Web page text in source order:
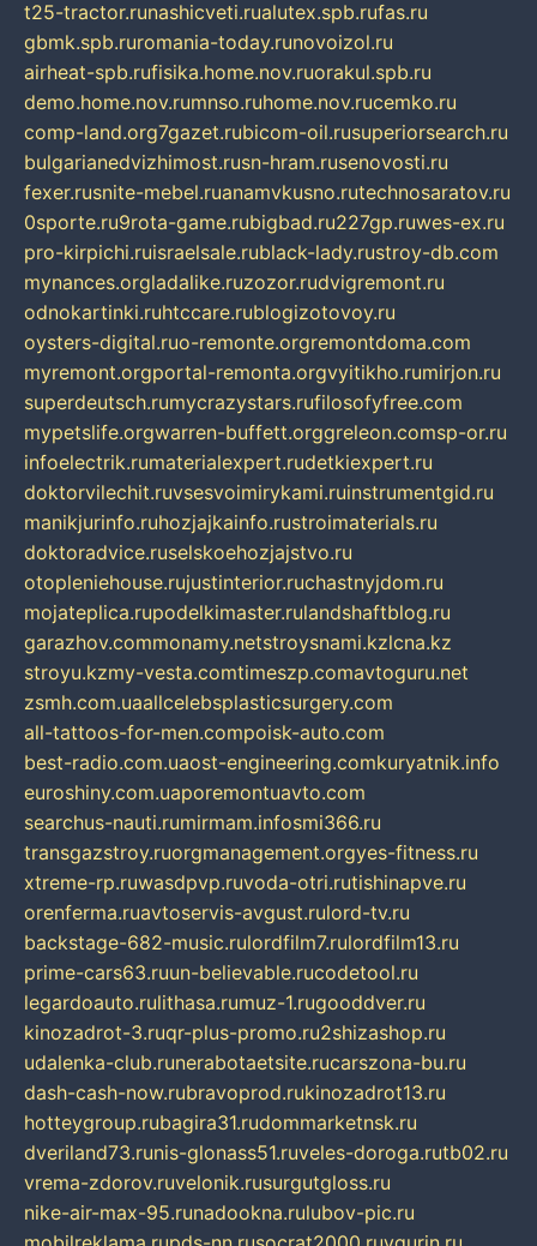
t25-tractor.runashicveti.rualutex.spb.rufas.ru
gbmk.spb.ruromania-today.runovoizol.ru
airheat-spb.rufisika.home.nov.ruorakul.spb.ru
demo.home.nov.rumnso.ruhome.nov.rucemko.ru
comp-land.org7gazet.rubicom-oil.rusuperiorsearch.ru
bulgarianedvizhimost.rusn-hram.rusenovosti.ru
fexer.rusnite-mebel.ruanamvkusno.rutechnosaratov.ru
0sporte.ru9rota-game.rubigbad.ru227gp.ruwes-ex.ru
pro-kirpichi.ruisraelsale.rublack-lady.rustroy-db.com
mynances.orgladalike.ruzozor.rudvigremont.ru
odnokartinki.ruhtccare.rublogizotovoy.ru
oysters-digital.ruo-remonte.orgremontdoma.com
myremont.orgportal-remonta.orgvyitikho.rumirjon.ru
superdeutsch.rumycrazystars.rufilosofyfree.com
mypetslife.orgwarren-buffett.orggreleon.comsp-or.ru
infoelectrik.rumaterialexpert.rudetkiexpert.ru
doktorvilechit.ruvsesvoimirykami.ruinstrumentgid.ru
manikjurinfo.ruhozjajkainfo.rustroimaterials.ru
doktoradvice.ruselskoehozjajstvo.ru
otopleniehouse.rujustinterior.ruchastnyjdom.ru
mojateplica.rupodelkimaster.rulandshaftblog.ru
garazhov.commonamy.netstroysnami.kzlcna.kz
stroyu.kzmy-vesta.comtimeszp.comavtoguru.net
zsmh.com.uaallcelebsplasticsurgery.com
all-tattoos-for-men.compoisk-auto.com
best-radio.com.uaost-engineering.comkuryatnik.info
euroshiny.com.uaporemontuavto.com
searchus-nauti.rumirmam.infosmi366.ru
transgazstroy.ruorgmanagement.orgyes-fitness.ru
xtreme-rp.ruwasdpvp.ruvoda-otri.rutishinapve.ru
orenferma.ruavtoservis-avgust.rulord-tv.ru
backstage-682-music.rulordfilm7.rulordfilm13.ru
prime-cars63.ruun-believable.rucodetool.ru
legardoauto.rulithasa.rumuz-1.rugooddver.ru
kinozadrot-3.ruqr-plus-promo.ru2shizashop.ru
udalenka-club.runerabotaetsite.rucarszona-bu.ru
dash-cash-now.rubravoprod.rukinozadrot13.ru
hotteygroup.rubagira31.rudommarketnsk.ru
dveriland73.runis-glonass51.ruveles-doroga.rutb02.ru
vrema-zdorov.ruvelonik.rusurgutgloss.ru
nike-air-max-95.runadookna.rulubov-pic.ru